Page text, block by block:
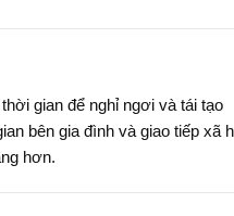
gian để nghỉ ngơi và tái tạo
bên gia đình và giao tiếp xã
hơn.